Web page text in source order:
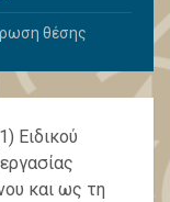
θέσης
Ειδικού
και ως τη